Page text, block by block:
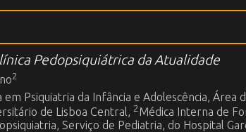
Pedopsiquiátrica da Atualidade
2
Psiquiatria da Infância e Adolescência, Área
de Lisboa Central, 2Médica Interna de
Serviço de Pediatria, do Hospital